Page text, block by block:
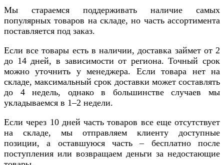
Мы стараемся поддерживать наличие самых
популярных товаров на складе, но часть ассортимента
поставляется под заказ.
Если все товары есть в наличии, доставка займет от 2
до 14 дней, в зависимости от региона. Точный срок
можно уточнить у менеджера. Если товара нет на
складе, максимальный срок доставки может составлять
до 4 недель, однако в большинстве случаев мы
укладываемся в 1–2 недели.
Если через 10 дней часть товаров все еще отсутствует
на складе, мы отправляем клиенту доступные
позиции, а оставшуюся часть – бесплатно после
поступления или возвращаем деньги за недостающие